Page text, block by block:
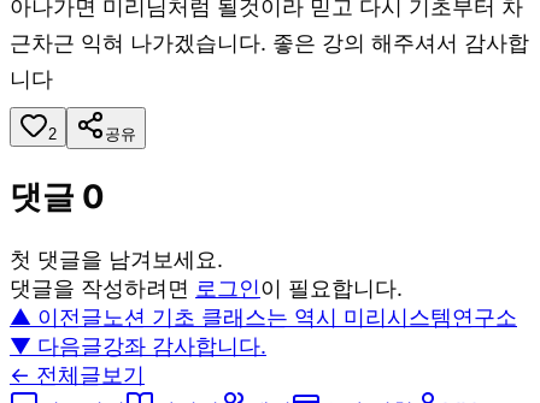
아나가면 미리님처럼 될것이라 믿고 다시 기초부터 차
근차근 익혀 나가겠습니다. 좋은 강의 해주셔서 감사합
니다
2 공유
댓글 0
첫 댓글을 남겨보세요.
댓글을 작성하려면 로그인이 필요합니다.
▲ 이전글노션 기초 클래스는 역시 미리시스템연구소
▼ 다음글강좌 감사합니다.
← 전체글보기